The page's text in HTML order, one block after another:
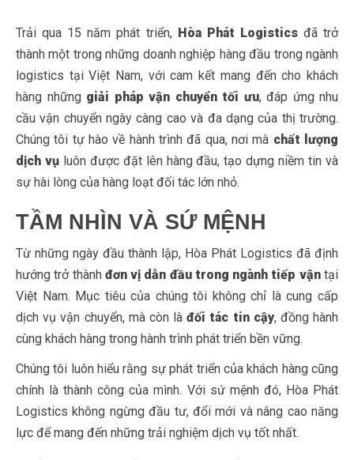
Trải qua 15 năm phát triển, Hòa Phát Logisticsđã trở
thành một trong những doanh nghiệp hàng đầu trong ngành
logistics tại Việt Nam, với cam kết mang đến cho khách
hàng những giải pháp vận chuyển tối ưu, đáp ứng nhu
cầu vận chuyển ngày càng cao và đa dạng của thị trường.
Chúng tôi tự hào về hành trình đã qua, nơi mà chất lượng
dịch vụluôn được đặt lên hàng đầu, tạo dựng niềm tin và
sự hài lòng của hàng loạt đối tác lớn nhỏ.
TẦM NHÌN VÀ SỨ MỆNH
Từ những ngày đầu thành lập, Hòa Phát Logistics đã định
hướng trở thành đơn vị dẫn đầu trong ngành tiếp vậntại
Việt Nam. Mục tiêu của chúng tôi không chỉ là cung cấp
dịch vụ vận chuyển, mà còn làđối tác tin cậy, đồng hành
cùng khách hàng trong hành trình phát triển bền vững.
Chúng tôi luôn hiểu rằng sự phát triển của khách hàng cũng
chính là thành công của mình. Với sứ mệnh đó, Hòa Phát
Logistics không ngừng đầu tư, đổi mới và nâng cao năng
lực để mang đến những trải nghiệm dịch vụ tốt nhất.